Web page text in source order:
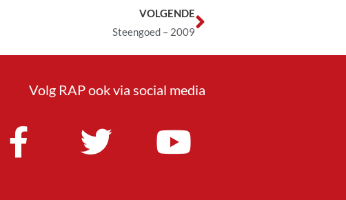
VOLGENDE
Steengoed – 2009
Volg RAP ook via social media